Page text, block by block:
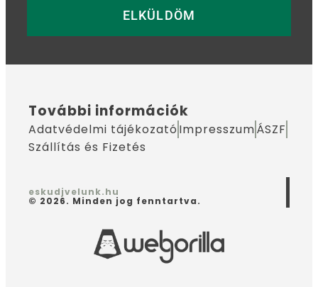
ELKÜLDÖM
További információk
Adatvédelmi tájékozató ImpresszumÁSZF
Szállítás és Fizetés
eskudjvelunk.hu
© 2026. Minden jog fenntartva.